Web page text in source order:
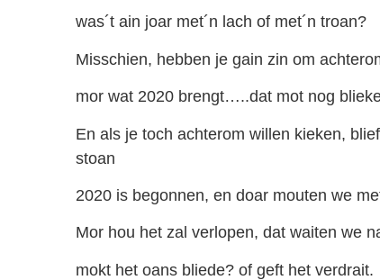
was´t ain joar met´n lach of met´n troan?
Misschien, hebben je gain zin om
mor wat 2020 brengt…..dat mot nog
En als je toch achterom willen kieken,
stoan
2020 is begonnen, en doar mouten we
Mor hou het zal verlopen, dat waiten we
mokt het oans bliede? of geft het verdrait.